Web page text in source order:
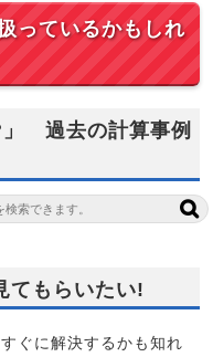
っているかもしれ
」 過去の計算事例
てもらいたい!
ぐに解決するかも知れ